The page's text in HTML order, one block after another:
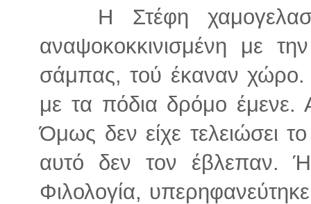
Η Στέφη
αναψοκοκκινισμένη με
σάμπας, τού έκαναν χώρο.
με τα πόδια δρόμο έμενε.
Όμως δεν είχε τελειώσει
αυτό δεν τον έβλεπαν.
Φιλολογία,